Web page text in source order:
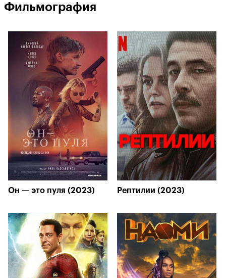
Фильмография
Он — это пуля (2023) Рептилии (2023)